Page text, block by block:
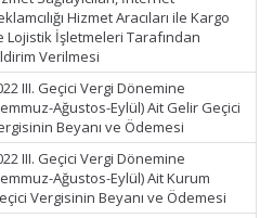
Hizmet Aracıları ile Kargo
Lojistik İşletmeleri Tarafından
Verilmesi
III. Geçici Vergi Dönemine
Ağustos-Eylül) Ait Gelir Geçici
Beyanı ve Ödemesi
III. Geçici Vergi Dönemine
Ağustos-Eylül) Ait Kurum
Vergisinin Beyanı ve Ödemesi